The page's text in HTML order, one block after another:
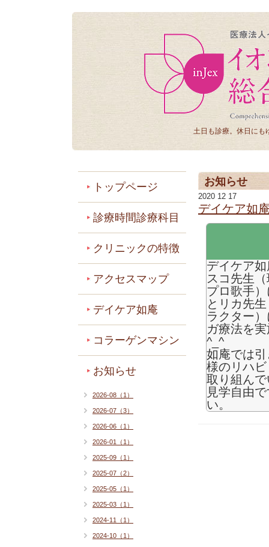
土日も診療。休日にも
お知らせ
2020 12 17
デイケア如
デイケア
スコ先生
プロ歌手
とリカ先
ラクター
ガ療法を
^_^
如庵では
様のリハ
取り組ん
見学自由
い。
トップページ
診療時間診療科目
クリニックの特徴
アクセスマップ
デイケア如庵
コラーゲンマシン
お知らせ
2026-08（1）
2026-07（3）
2026-06（1）
2026-01（1）
2025-09（1）
2025-07（2）
2025-05（1）
2025-03（1）
2024-11（1）
2024-10（1）